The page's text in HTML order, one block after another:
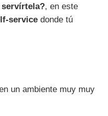
servírtela?, en este
service donde tú
un ambiente muy muy